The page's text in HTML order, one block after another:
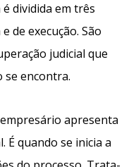
dividida em três
de execução. São
judicial que
se encontra.
apresenta
É quando se inicia a